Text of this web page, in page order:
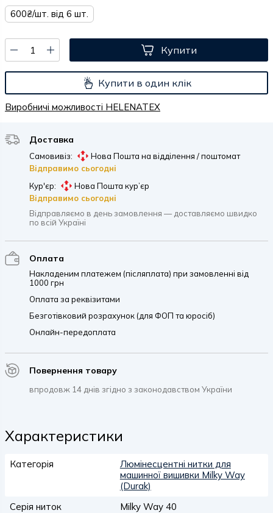
600₴/шт. від 6 шт.
Купити
Купити в один клік
Виробничі можливості HELENATEX
Доставка
Самовивіз:
Нова Пошта на відділення / поштомат
Відправимо сьогодні
Кур'єр:
Нова Пошта кур’єр
Відправимо сьогодні
Відправляємо в день замовлення — доставляємо швидко
по всій Україні
Оплата
Накладеним платежем (післяплата) при замовленні від
1000 грн
Оплата за реквізитами
Безготівковий розрахунок (для ФОП та юросіб)
Онлайн-передоплата
Повернення товару
впродовж 14 днів згідно з законодавством України
Характеристики
Категорія
Люмінесцентні нитки для
машинної вишивки Milky Way
(Durak)
Серія ниток
Milky Way 40